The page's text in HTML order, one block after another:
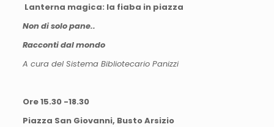
Lanterna magica: la fiaba in piazza
Non di solo pane..
Racconti dal mondo
A cura del Sistema Bibliotecario Panizzi
Ore 15.30 -18.30
Piazza San Giovanni, Busto Arsizio